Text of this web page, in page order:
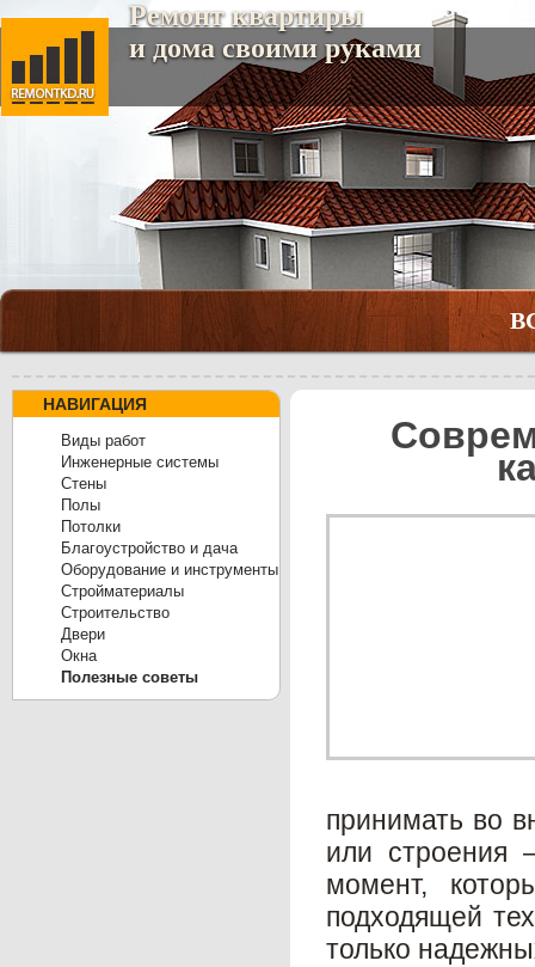
Ремонт квартиры
и дома своими руками
принимать во
или строения
момент,
подходящей
только
НАВИГАЦИЯ
Виды работ
Инженерные системы
Cтены
Полы
Потолки
Благоустройство и дача
Оборудование и инструменты
Стройматериалы
Строительство
Двери
Окна
Полезные советы